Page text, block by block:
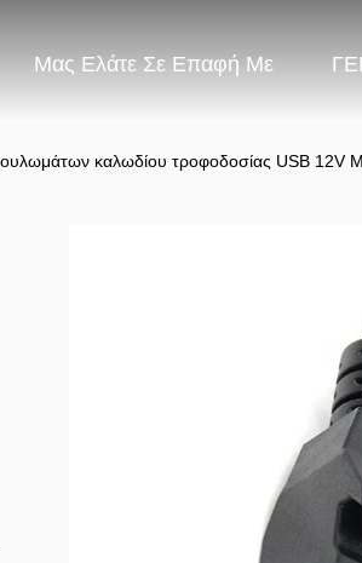
Μας Ελάτε Σε Επαφή Με
καλωδίου τροφοδοσίας USB 12V